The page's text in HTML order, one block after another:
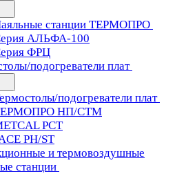
станции ТЕРМОПРО
АЛЬФА-100
ФРЦ
подогреватели плат
подогреватели плат
НП/СТМ
PCT
PH/ST
и термовоздушные
станции